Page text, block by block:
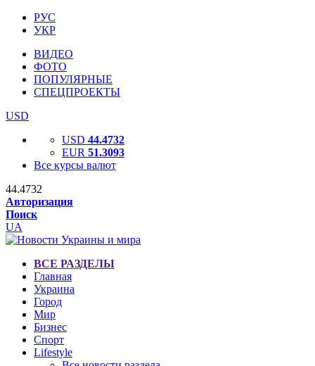
РУС
УКР
ВИДЕО
ФОТО
ПОПУЛЯРНЫЕ
СПЕЦПРОЕКТЫ
USD
USD 44.4732
EUR 51.3093
Все курсы валют
44.4732
Авторизация
Поиск
UA
ВСЕ РАЗДЕЛЫ
Главная
Украина
Город
Мир
Бизнес
Спорт
Lifestyle